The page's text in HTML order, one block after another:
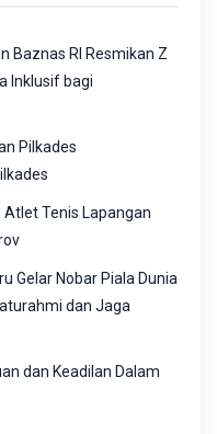
Baznas RI Resmikan Z
Inklusif bagi
Pilkades
Tenis Lapangan
Gelar Nobar Piala Dunia
dan Jaga
dan Keadilan Dalam